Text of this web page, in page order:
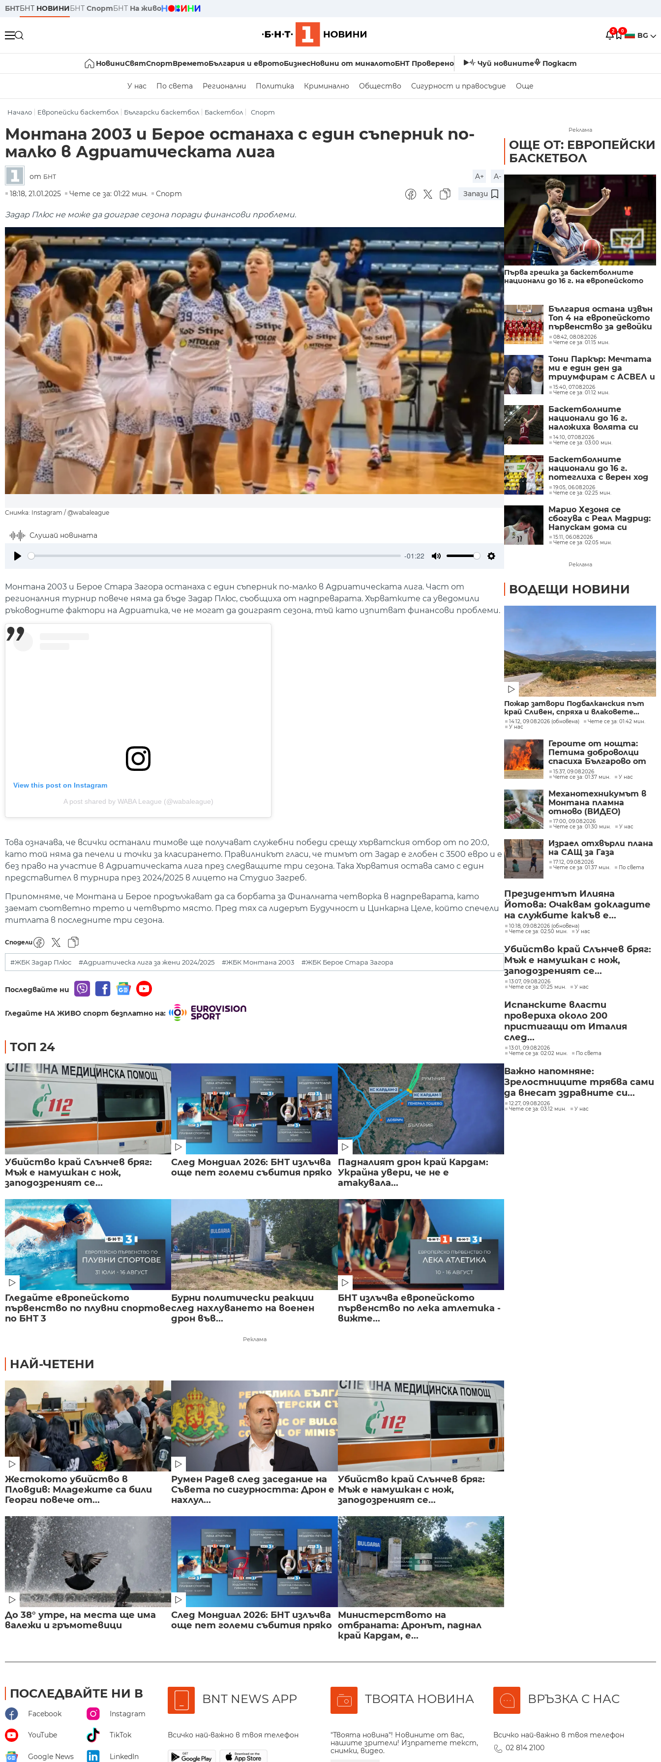
БНТБНТ НОВИНИБНТ СпортБНТ На живо
2 0 BG
НовиниСвятСпортВреметоБългария и евротоБизнесНовини от миналотоБНТ Проверено Чуй новините Подкаст
У нас По света Регионални Политика Криминално Общество Сигурност и правосъдие Още
Начало Европейски баскетбол Български баскетбол Баскетбол Спорт
Монтана 2003 и Берое останаха с един съперник по-
малко в Адриатическата лига
от БНТ A+
A-
18:18, 21.01.2025
Чете се за: 01:22 мин. Спорт Запази
Задар Плюс не може да доиграе сезона поради финансови проблеми.
Снимка: Instagram / @wabaleague
Слушай новината
-01:22
Монтана 2003 и Берое Стара Загора останаха с един съперник по-малко в Адриатическата лига. Част от
регионалния турнир повече няма да бъде Задар Плюс, съобщиха от надпреварата. Хърватките са уведомили
ръководните фактори на Адриатика, че не могат да доиграят сезона, тъй като изпитват финансови проблеми.
View this post on Instagram
A post shared by WABA League (@wabaleague)
Това означава, че всички останали тимове ще получават служебни победи срещу хърватския отбор от по 20:0,
като той няма да печели и точки за класирането. Правилникът гласи, че тимът от Задар е глобен с 3500 евро и е
без право на участие в Адриатическата лига през следващите три сезона. Така Хърватия остава само с един
представител в турнира през 2024/2025 в лицето на Студио Загреб.
Припомняме, че Монтана и Берое продължават да са борбата за Финалната четворка в надпреварата, като
заемат съответно трето и четвърто място. Пред тях са лидерът Будучност и Цинкарна Целе, който спечели
титлата в последните три сезона.
Сподели
#ЖБК Задар Плюс #Адриатическа лига за жени 2024/2025 #ЖБК Монтана 2003 #ЖБК Берое Стара Загора
Последвайте ни
Гледайте НА ЖИВО спорт безплатно на:
ТОП 24
Убийство край Слънчев бряг:
Мъж е намушкан с нож,
заподозреният се...
След Мондиал 2026: БНТ излъчва
още пет големи събития пряко
Падналият дрон край Кардам:
Украйна увери, че не е
атакувала...
Гледайте европейското
първенство по плувни спортове
по БНТ 3
Бурни политически реакции
след нахлуването на военен
дрон във...
БНТ излъчва европейското
първенство по лека атлетика -
вижте...
Реклама
НАЙ-ЧЕТЕНИ
Жестокото убийство в
Пловдив: Младежите са били
Георги повече от...
Румен Радев след заседание на
Съвета по сигурността: Дрон е
нахлул...
Убийство край Слънчев бряг:
Мъж е намушкан с нож,
заподозреният се...
До 38° утре, на места ще има
валежи и гръмотевици
След Мондиал 2026: БНТ излъчва
още пет големи събития пряко
Министерството на
отбраната: Дронът, паднал
край Кардам, е...
Реклама
ОЩЕ ОТ: ЕВРОПЕЙСКИ
БАСКЕТБОЛ
Първа грешка за баскетболните
национали до 16 г. на европейското
България остана извън
Топ 4 на европейското
първенство за девойки
U18, Дивизия Б в Тулча
08:42, 08.08.2026
Чете се за: 01:15 мин.
Тони Паркър: Мечтата
ми е един ден да
триумфирам с АСВЕЛ и
да стана шампион на
НБА Европа
15:40, 07.08.2026
Чете се за: 01:12 мин.
Баскетболните
национали до 16 г.
наложиха волята си
срещу Норвегия на
европейското
14:10, 07.08.2026
Чете се за: 03:00 мин.
Баскетболните
национали до 16 г.
потеглиха с верен ход
на европейското
19:05, 06.08.2026
Чете се за: 02:25 мин.
Марио Хезоня се
сбогува с Реал Мадрид:
Напускам дома си
15:11, 06.08.2026
Чете се за: 02:05 мин.
Реклама
ВОДЕЩИ НОВИНИ
Пожар затвори Подбалканския път
край Сливен, спряха и влаковете...
14:12, 09.08.2026 (обновена)
Чете се за: 01:42 мин.
У нас
Героите от нощта:
Петима доброволци
спасиха Българово от
огнен капан
15:37, 09.08.2026
Чете се за: 01:37 мин.
У нас
Механотехникумът в
Монтана пламна
отново (ВИДЕО)
17:00, 09.08.2026
Чете се за: 01:30 мин.
У нас
Израел отхвърли плана
на САЩ за Газа
17:12, 09.08.2026
Чете се за: 01:37 мин.
По света
Президентът Илияна
Йотова: Очаквам докладите
на службите какъв е...
10:18, 09.08.2026 (обновена)
Чете се за: 02:50 мин.
У нас
Убийство край Слънчев бряг:
Мъж е намушкан с нож,
заподозреният се...
13:07, 09.08.2026
Чете се за: 01:25 мин.
У нас
Испанските власти
провериха около 200
пристигащи от Италия
след...
13:01, 09.08.2026
Чете се за: 02:02 мин.
По света
Важно напомняне:
Зрелостниците трябва сами
да внесат здравните си...
12:27, 09.08.2026
Чете се за: 03:12 мин.
У нас
ПОСЛЕДВАЙТЕ НИ В
Facebook Instagram
YouTube TikTok
Google News LinkedIn
BNT NEWS APP
Всичко най-важно в твоя телефон
ТВОЯТА НОВИНА
"Твоята новина"! Новините от вас,
нашите зрители! Изпратете текст,
снимки, видео.
ВРЪЗКА С НАС
Всичко най-важно в твоя телефон
02 814 2100